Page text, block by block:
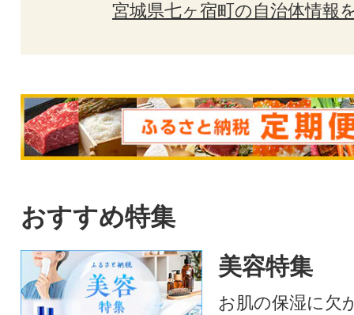
宮城県七ヶ宿町の自治体情報
おすすめ特集
美容特集
お肌の保湿に欠